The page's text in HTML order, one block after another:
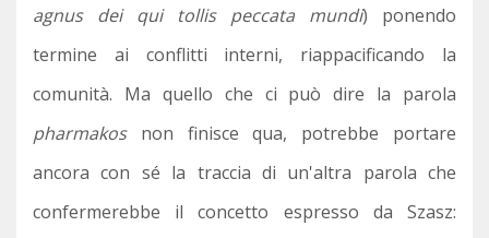
agnus dei qui tollis peccata mundi) ponendo
termine ai conflitti interni, riappacificando la
comunità. Ma quello che ci può dire la parola
pharmakosnon finisce qua, potrebbe portare
ancora con sé la traccia di un'altra parola che
confermerebbe il concetto espresso da Szasz: